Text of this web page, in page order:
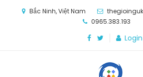
Bắc Ninh, Việt Nam
0965.383.193
Login